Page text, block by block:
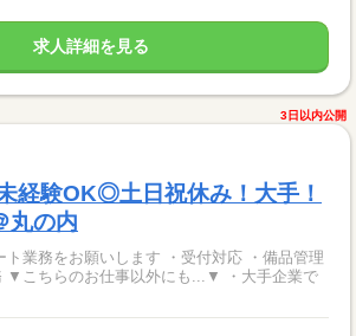
求人詳細を見る
3日以内公開
経験OK◎土日祝休み！大手！
丸の内
いします ・受付対応 ・備品管理